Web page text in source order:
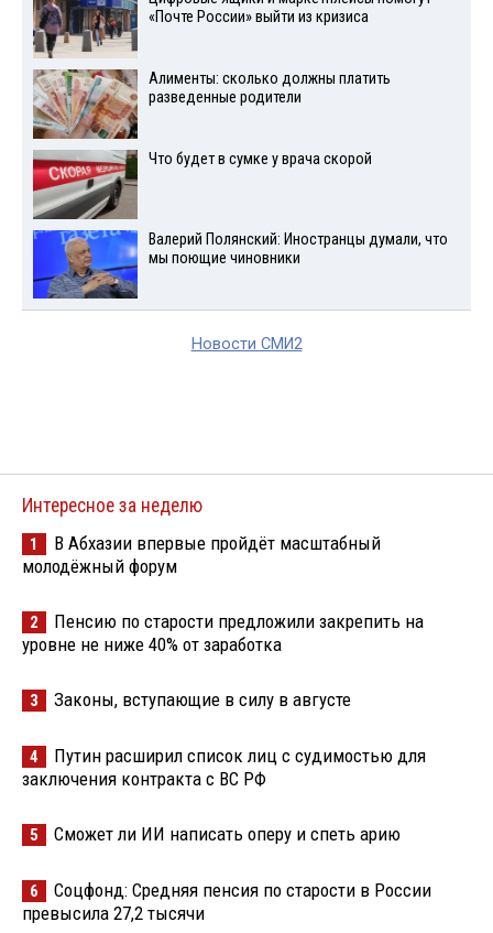
«Почте России» выйти из кризиса
Алименты: сколько должны платить
разведенные родители
Что будет в сумке у врача скорой
Валерий Полянский: Иностранцы думали, что
мы поющие чиновники
Новости СМИ2
Интересное за неделю
1
В Абхазии впервые пройдёт масштабный
молодёжный форум
2
Пенсию по старости предложили закрепить на
уровне не ниже 40% от заработка
3 Законы, вступающие в силу в августе
4
Путин расширил список лиц с судимостью для
заключения контракта с ВС РФ
5 Сможет ли ИИ написать оперу и спеть арию
6
Соцфонд: Средняя пенсия по старости в России
превысила 27,2 тысячи